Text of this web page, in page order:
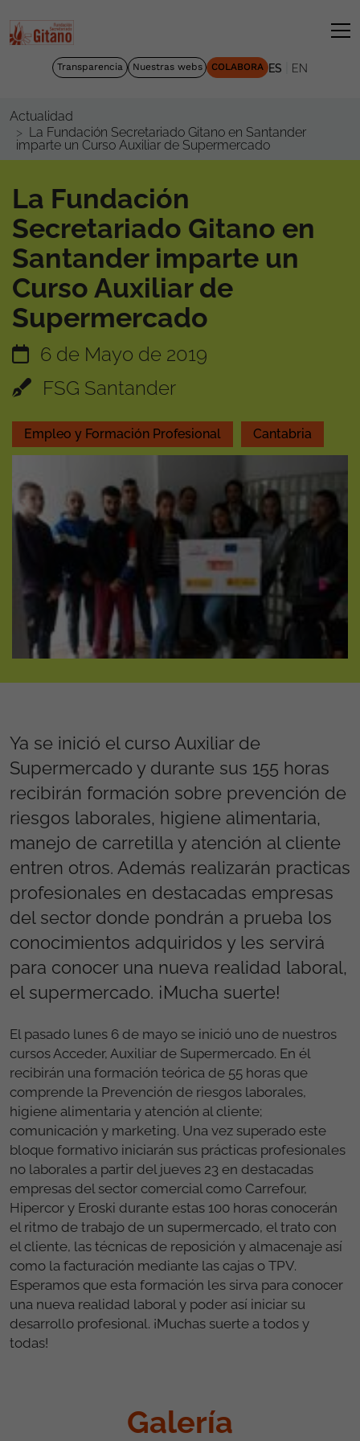
Transparencia Nuestras webs COLABORA ES EN
Actualidad
La Fundación Secretariado Gitano en Santander
imparte un Curso Auxiliar de Supermercado
La Fundación
Secretariado Gitano en
Santander imparte un
Curso Auxiliar de
Supermercado
6 de Mayo de 2019
FSG Santander
Empleo y Formación Profesional Cantabria
Ya se inició el curso Auxiliar de
Supermercado y durante sus 155 horas
recibirán formación sobre prevención de
riesgos laborales, higiene alimentaria,
manejo de carretilla y atención al cliente
entren otros. Además realizarán practicas
profesionales en destacadas empresas
del sector donde pondrán a prueba los
conocimientos adquiridos y les servirá
para conocer una nueva realidad laboral,
el supermercado. ¡Mucha suerte!
El pasado lunes 6 de mayo se inició uno de nuestros
cursos Acceder, Auxiliar de Supermercado. En él
recibirán una formación teórica de 55 horas que
comprende la Prevención de riesgos laborales,
higiene alimentaria y atención al cliente;
comunicación y marketing. Una vez superado este
bloque formativo iniciarán sus prácticas profesionales
no laborales a partir del jueves 23 en destacadas
empresas del sector comercial como Carrefour,
Hipercor y Eroski durante estas 100 horas conocerán
el ritmo de trabajo de un supermercado, el trato con
el cliente, las técnicas de reposición y almacenaje así
como la facturación mediante las cajas o TPV.
Esperamos que esta formación les sirva para conocer
una nueva realidad laboral y poder así iniciar su
desarrollo profesional. ¡Muchas suerte a todos y
todas!
Galería